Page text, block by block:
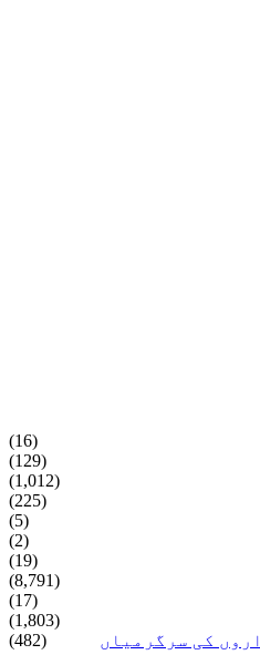
(16)
(129)
(1,012)
(225)
(5)
(2)
(19)
(8,791)
(17)
(1,803)
کی سرگرمیاں
(482)